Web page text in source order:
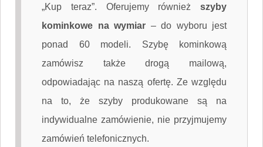
„Kup teraz”. Oferujemy również szyby
kominkowe na wymiar – do wyboru jest
ponad 60 modeli. Szybę kominkową
zamówisz także drogą mailową,
odpowiadając na naszą ofertę. Ze względu
na to, że szyby produkowane są na
indywidualne zamówienie, nie przyjmujemy
zamówień telefonicznych.